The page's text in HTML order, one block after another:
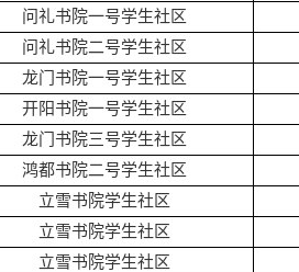
问礼书院一号学生社区
问礼书院二号学生社区
龙门书院一号学生社区
开阳书院一号学生社区
龙门书院三号学生社区
鸿都书院二号学生社区
立雪书院学生社区
立雪书院学生社区
立雪书院学生社区